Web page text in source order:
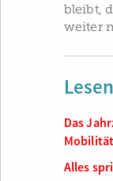
bleibt,
weiter
Das
Alles